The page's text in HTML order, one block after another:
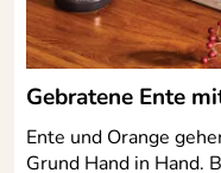
Gebratene Ente
Ente und Orange
Grund Hand in Hand.